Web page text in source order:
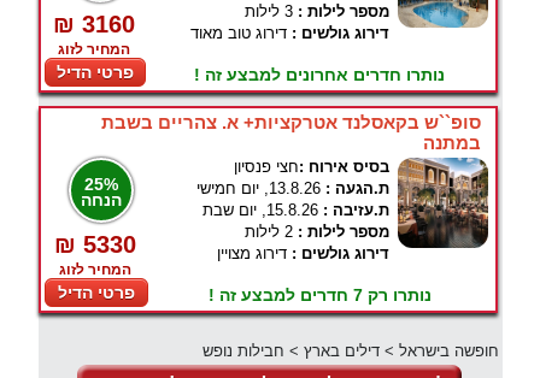
₪ 3160
המחיר לזוג
פרטי הדיל
מספר לילות : 3 לילות
דירוג גולשים : דירוג טוב מאוד
נותרו חדרים אחרונים למבצע זה !
סופ``ש בקאסלנד אטרקציות+ א. צהריים בשבת
במתנה
25%
הנחה
₪ 5330
המחיר לזוג
פרטי הדיל
בסיס אירוח :חצי פנסיון
ת.הגעה : 13.8.26, יום חמישי
ת.עזיבה : 15.8.26, יום שבת
מספר לילות : 2 לילות
דירוג גולשים : דירוג מצויין
נותרו רק 7 חדרים למבצע זה !
חופשה בישראל > דילים בארץ > חבילות נופש